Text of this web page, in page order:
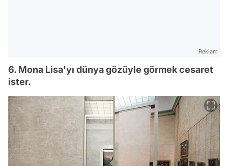
Reklam
6. Mona Lisa'yı dünya gözüyle görmek cesaret
ister.